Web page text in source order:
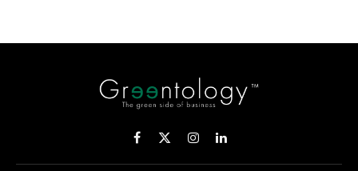
Facebook
X
(Twitter)
InstagramLinkedIn